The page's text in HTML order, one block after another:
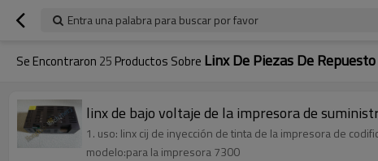
Entra una palabra para buscar por favor
Se Encontraron 25 Productos Sobre Linx De Piezas De Repuesto
linx de bajo voltaje de la impresora de
1. uso: linx cij de inyección de tinta de la impresora de
modelo:para la impresora 7300